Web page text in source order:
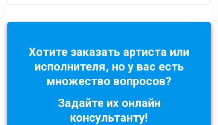
Хотите заказать артиста или
исполнителя, но у вас есть
множество вопросов?
Задайте их онлайн
консультанту!